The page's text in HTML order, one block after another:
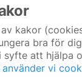
kakor
bra för
syfte att hjälpa
använder vi